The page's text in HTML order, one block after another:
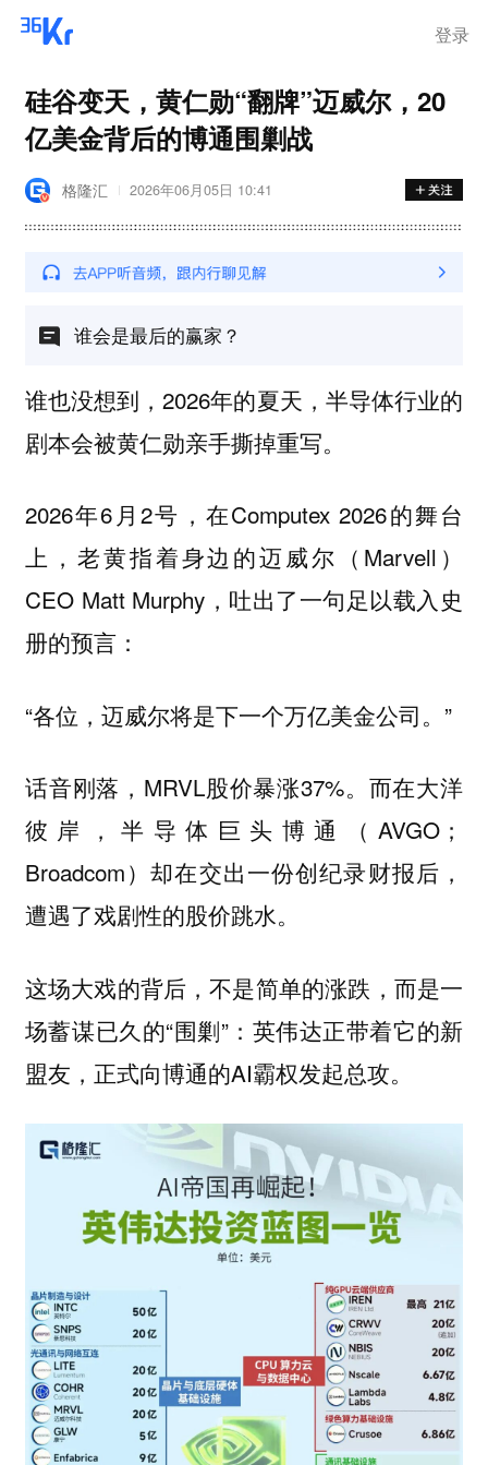
登录
硅谷变天，黄仁勋“翻牌”迈威尔，20
亿美金背后的博通围剿战
格隆汇 2026年06月05日 10:41
谁会是最后的赢家？
谁也没想到，2026年的夏天，半导体行业的
剧本会被黄仁勋亲手撕掉重写。
2026年6月2号，在Computex 2026的舞台
上，老黄指着身边的迈威尔（Marvell）
CEO Matt Murphy，吐出了一句足以载入史
册的预言：
“各位， 迈威尔将是下一个万亿美金公司。”
话音刚落，MRVL股价暴涨37%。而在大洋
彼岸，半导体巨头博通（AVGO；
Broadcom）却在交出一份创纪录财报后，
遭遇了戏剧性的股价跳水。
这场大戏的背后，不是简单的涨跌，而是一
场蓄谋已久的“围剿”：英伟达正带着它的新
盟友，正式向博通的AI霸权发起总攻。